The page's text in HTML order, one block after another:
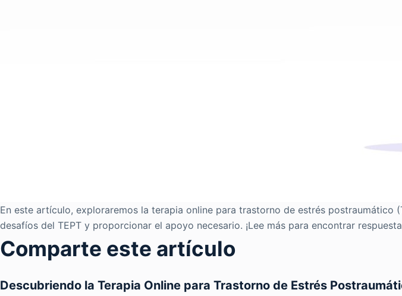
En este artículo, exploraremos la terapia online para trastorno de estrés
desafíos del TEPT y proporcionar el apoyo necesario. ¡Lee más para encontrar
Comparte este artículo
Descubriendo la Terapia Online para Trastorno de Estrés